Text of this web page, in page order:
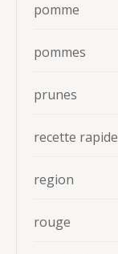
pomme
pommes
prunes
recette rapide
region
rouge